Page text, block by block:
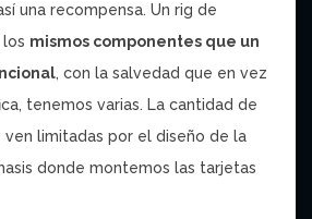
una recompensa. Un rig de
los mismos componentes que un
, con la salvedad que en vez
tenemos varias. La cantidad de
ven limitadas por el diseño de la
donde montemos las tarjetas